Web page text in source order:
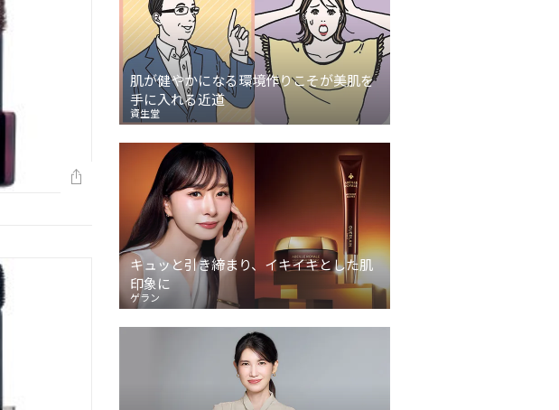
肌が健やかになる環境作りこそが美肌を
手に入れる近道
資生堂
キュッと引き締まり、イキイキとした肌
印象に
ゲラン